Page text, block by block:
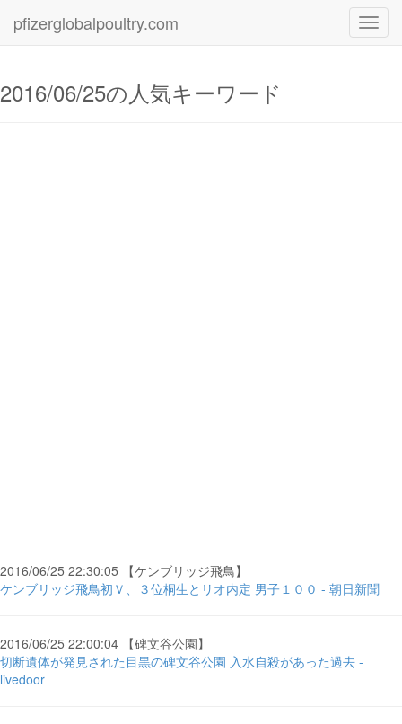
pfizerglobalpoultry.com
2016/06/25の人気キーワード
2016/06/25 22:30:05 【ケンブリッジ飛鳥】
ケンブリッジ飛鳥初Ｖ、３位桐生とリオ内定 男子１００ - 朝日新聞
2016/06/25 22:00:04 【碑文谷公園】
切断遺体が発見された目黒の碑文谷公園 入水自殺があった過去 -
livedoor